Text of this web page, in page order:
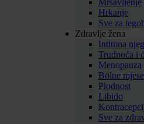
Mršavljenje
Hrkanje
Sve za
Zdravlje žena
Intimna
Trudnoća i
Menopauza
Bolne
Plodnost
Libido
Sve za